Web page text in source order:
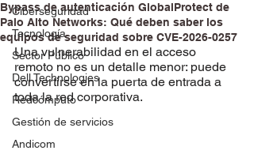
Ciberseguridad
Tecnología
Sector Público
Dell Technologies
Redcómputo
Gestión de servicios
Andicom
Bypass de autenticación GlobalProtect de
Palo Alto Networks: Qué deben saber los
equipos de seguridad sobre CVE-2026-0257
Una vulnerabilidad en el acceso
remoto no es un detalle menor: puede
convertirse en la puerta de entrada a
toda la red corporativa.